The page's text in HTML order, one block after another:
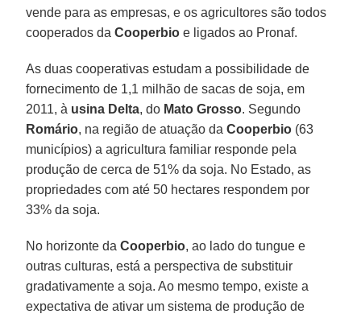
vende para as empresas, e os agricultores são todos
cooperados daCooperbio e ligados ao Pronaf.
As duas cooperativas estudam a possibilidade de
fornecimento de 1,1 milhão de sacas de soja, em
2011, à usina Delta, do Mato Grosso. Segundo
Romário, na região de atuação daCooperbio (63
municípios) a agricultura familiar responde pela
produção de cerca de 51% da soja. No Estado, as
propriedades com até 50 hectares respondem por
33% da soja.
No horizonte daCooperbio, ao lado do tungue e
outras culturas, está a perspectiva de substituir
gradativamente a soja. Ao mesmo tempo, existe a
expectativa de ativar um sistema de produção de